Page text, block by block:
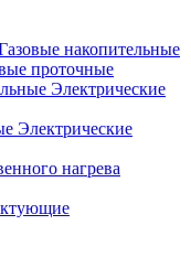
накопительные
проточные
Электрические
Электрические
нагрева